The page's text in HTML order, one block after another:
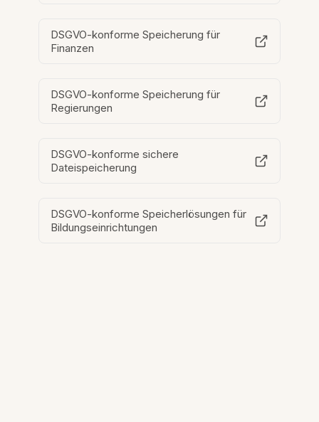
DSGVO-konforme Speicherung für
Finanzen
DSGVO-konforme Speicherung für
Regierungen
DSGVO-konforme sichere
Dateispeicherung
DSGVO-konforme Speicherlösungen für
Bildungseinrichtungen